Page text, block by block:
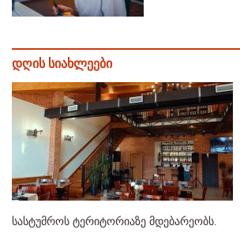
დღის სიახლეები
სასტუმროს ტერიტორიაზე მდებარეობს.